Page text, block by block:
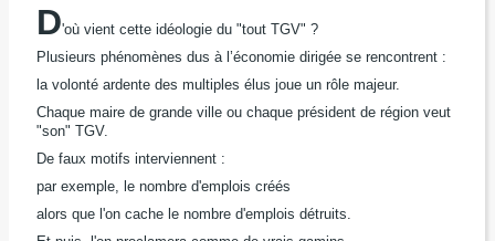
D'où vient cette idéologie du "tout TGV" ?
Plusieurs phénomènes dus à l’économie dirigée se rencontrent :
la volonté ardente des multiples élus joue un rôle majeur.
Chaque maire de grande ville ou chaque président de région veut
"son" TGV.
De faux motifs interviennent :
par exemple, le nombre d'emplois créés
alors que l'on cache le nombre d'emplois détruits.